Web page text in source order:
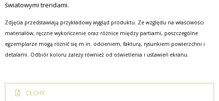
światowymi trendami.
Zdjęcia przedstawiają przykładowy wygląd produktu. Ze względu na właściwości
materiałów, ręczne wykończenie oraz różnice między partiami, poszczególne
egzemplarze mogą różnić się m.in. odcieniem, fakturą, rysunkiem powierzchni i
detalami. Odbiór koloru zależy również od oświetlenia i ustawień ekranu.
CECHY